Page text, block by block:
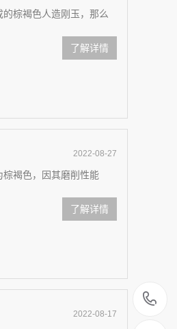
棕褐色人造刚玉，那么
了解详情
2022-08-27
褐色，因其磨削性能
了解详情
2022-08-17